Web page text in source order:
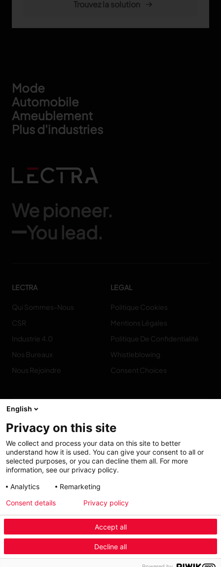
Menu Industry Mobile
Ameublement Menu
Footer
Mode
Automobile
Ameublement
Plus d'industries
We pioneer.
You lead.
LECTRA
Qui Sommes-Nous
CSR
Industrie 4.0
Nos Bureaux
Nous Rejoindre
LEGAL
Politique Cookies
Mentions Légales
Politique De Confidentialité
Whistleblowing
Consent Choices
Contact
My solutions
conforme
English
Privacy on this site
We collect and process your data on this site to better
understand how it is used. You can give your consent to all or
selected purposes, or you can decline them all. For more
information, see our privacy policy.
Analytics
Remarketing
Accept all
Decline all
Consent details Privacy policy